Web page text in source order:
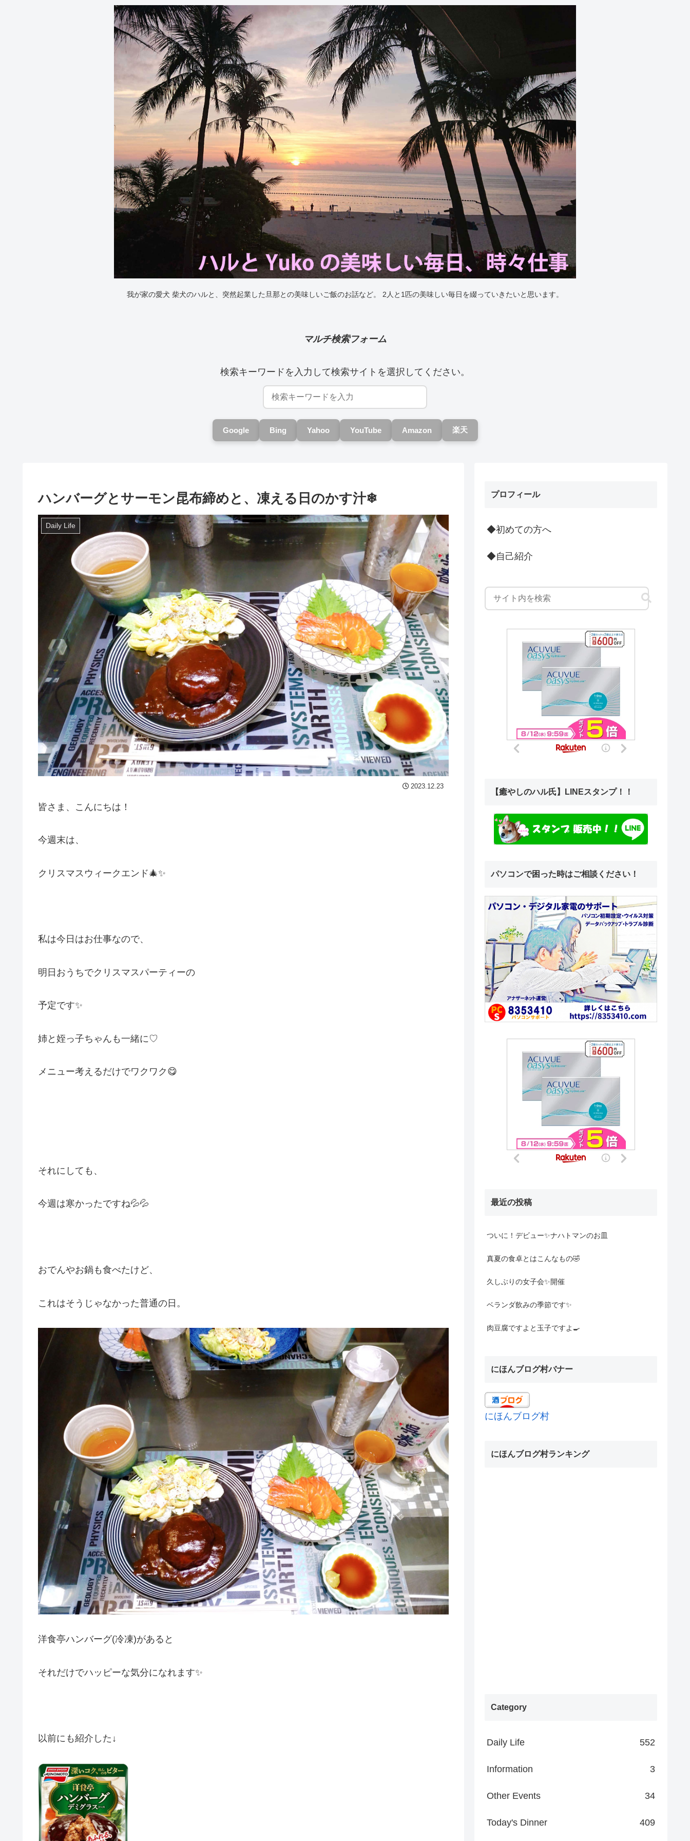
我が家の愛犬 柴犬のハルと、突然起業した旦那との美味しいご飯のお話など。 2人と1匹の美味しい毎日を綴っていきたいと思います。
マルチ検索フォーム
検索キーワードを入力して検索サイトを選択してください。
Google Bing Yahoo YouTube Amazon 楽天
ハンバーグとサーモン昆布締めと、凍える日のかす汁❄
Daily Life
2023.12.23
皆さま、こんにちは！
今週末は、
クリスマスウィークエンド🎄✨
私は今日はお仕事なので、
明日おうちでクリスマスパーティーの
予定です✨
姉と姪っ子ちゃんも一緒に♡
メニュー考えるだけでワクワク😋
それにしても、
今週は寒かったですね💦💦
おでんやお鍋も食べたけど、
これはそうじゃなかった普通の日。
洋食亭ハンバーグ(冷凍)があると
それだけでハッピーな気分になれます✨
以前にも紹介した↓
プロフィール
◆初めての方へ
◆自己紹介
【癒やしのハル氏】LINEスタンプ！！
パソコンで困った時はご相談ください！
最近の投稿
ついに！デビュー✨ナハトマンのお皿
真夏の食卓とはこんなもの🤣
久しぶりの女子会✨開催
ベランダ飲みの季節です✨
肉豆腐ですよと玉子ですよ🍳
にほんブログ村バナー
にほんブログ村
にほんブログ村ランキング
Category
Daily Life 552
Information 3
Other Events 34
Today's Dinner 409